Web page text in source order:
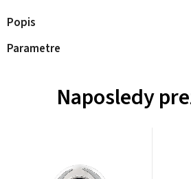
Popis
Parametre
Naposledy